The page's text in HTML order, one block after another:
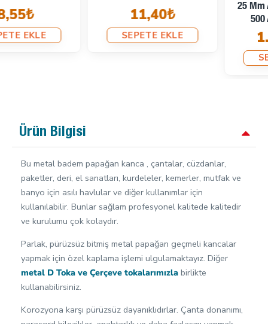
SEPETE EKLE
25 Mm Anahtarlık Halkası
500 Ad/paket A 678
1.425,60₺
Ürün Bilgisi
Bu metal badem papağan kanca , çantalar, cüzdanlar,
paketler, deri, el sanatları, kurdeleler, kemerler, mutfak ve
banyo için asılı havlular ve diğer kullanımlar için
kullanılabilir. Bunlar sağlam profesyonel kalitede kalitedir
ve kurulumu çok kolaydır.
Parlak, pürüzsüz bitmiş metal papağan geçmeli kancalar
yapmak için özel kaplama işlemi ulgulamaktayız. Diğer
metal D Toka ve Çerçeve tokalarımızla birlikte
kullanabilirsiniz.
Korozyona karşı pürüzsüz dayanıklıdırlar. Çanta donanımı,